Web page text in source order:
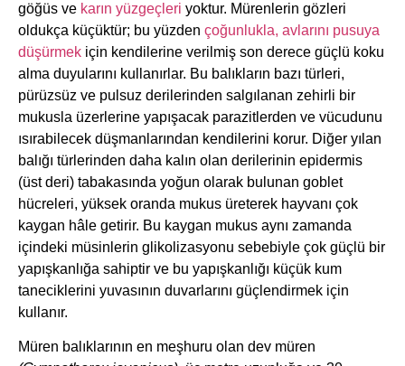
göğüs ve karın yüzgeçleri yoktur. Mürenlerin gözleri
oldukça küçüktür; bu yüzden çoğunlukla, avlarını pusuya
düşürmek için kendilerine verilmiş son derece güçlü koku
alma duyularını kullanırlar. Bu balıkların bazı türleri,
pürüzsüz ve pulsuz derilerinden salgılanan zehirli bir
mukusla üzerlerine yapışacak parazitlerden ve vücudunu
ısırabilecek düşmanlarından kendilerini korur. Diğer yılan
balığı türlerinden daha kalın olan derilerinin epidermis
(üst deri) tabakasında yoğun olarak bulunan goblet
hücreleri, yüksek oranda mukus üreterek hayvanı çok
kaygan hâle getirir. Bu kaygan mukus aynı zamanda
içindeki müsinlerin glikolizasyonu sebebiyle çok güçlü bir
yapışkanlığa sahiptir ve bu yapışkanlığı küçük kum
taneciklerini yuvasının duvarlarını güçlendirmek için
kullanır.
Müren balıklarının en meşhuru olan dev müren